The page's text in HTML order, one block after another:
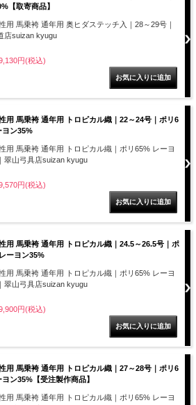
【取寄商品】
用 馬乗袴 通年用 奥ヒダステッチ入｜28～29号｜
店suizan kyugu
円(税込)
用 馬乗袴 通年用 トロピカル織｜22～24号｜ポリ6
ヨン35%
用 馬乗袴 通年用 トロピカル織｜ポリ65% レーヨ
翠山弓具店suizan kyugu
円(税込)
用 馬乗袴 通年用 トロピカル織｜24.5～26.5号｜ポ
ーヨン35%
用 馬乗袴 通年用 トロピカル織｜ポリ65% レーヨ
翠山弓具店suizan kyugu
円(税込)
用 馬乗袴 通年用 トロピカル織｜27～28号｜ポリ6
ン35%【受注製作商品】
用 馬乗袴 通年用 トロピカル織｜ポリ65% レーヨ